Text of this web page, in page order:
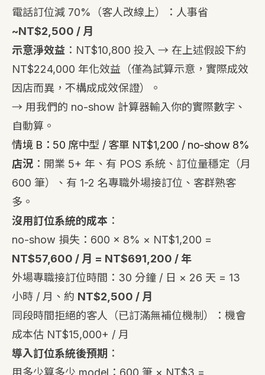
電話訂位減 70%（客人改線上）：人事省
~NT$2,500 / 月
示意淨效益 ：NT$10,800 投入 → 在上述假設下約
NT$224,000 年化效益（僅為試算示意，實際成效
因店而異，不構成成效保證）。
→ 用我們的 no-show 計算器輸入你的實際數字、
自動算。
情境 B：50 席中型 / 客單 NT$1,200 / no-show 8%
店況 ：開業 5+ 年、有 POS 系統、訂位量穩定（月
600 筆）、有 1-2 名專職外場接訂位、客群熟客
多。
沒用訂位系統的成本 ：
no-show 損失：600 × 8% × NT$1,200 =
NT$57,600 / 月 = NT$691,200 / 年
外場專職接訂位時間：30 分鐘 / 日 × 26 天 = 13
小時 / 月、約 NT$2,500 / 月
同段時間拒絕的客人（已訂滿無補位機制）：機會
成本估 NT$15,000+ / 月
導入訂位系統後預期 ：
用多少算多少 model：600 筆 × NT$3 =